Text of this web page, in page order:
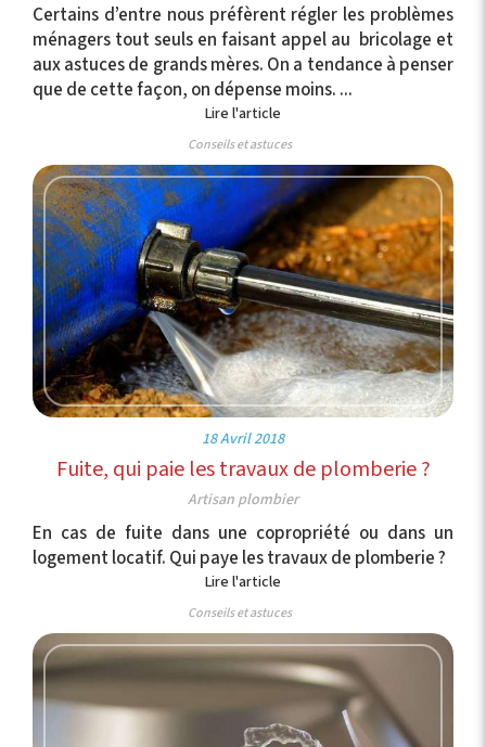
Certains d’entre nous préfèrent régler les problèmes
ménagers tout seuls en faisant appel au bricolage et
aux astuces de grands mères. On a tendance à penser
que de cette façon, on dépense moins. ...
Lire l'article
Conseils et astuces
18 Avril 2018
Fuite, qui paie les travaux de plomberie ?
Artisan plombier
En cas de fuite dans une copropriété ou dans un
logement locatif. Qui paye les travaux de plomberie ?
Lire l'article
Conseils et astuces